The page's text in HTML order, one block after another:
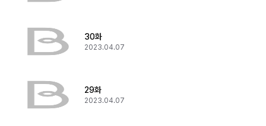
30화
2023.04.07
29화
2023.04.07